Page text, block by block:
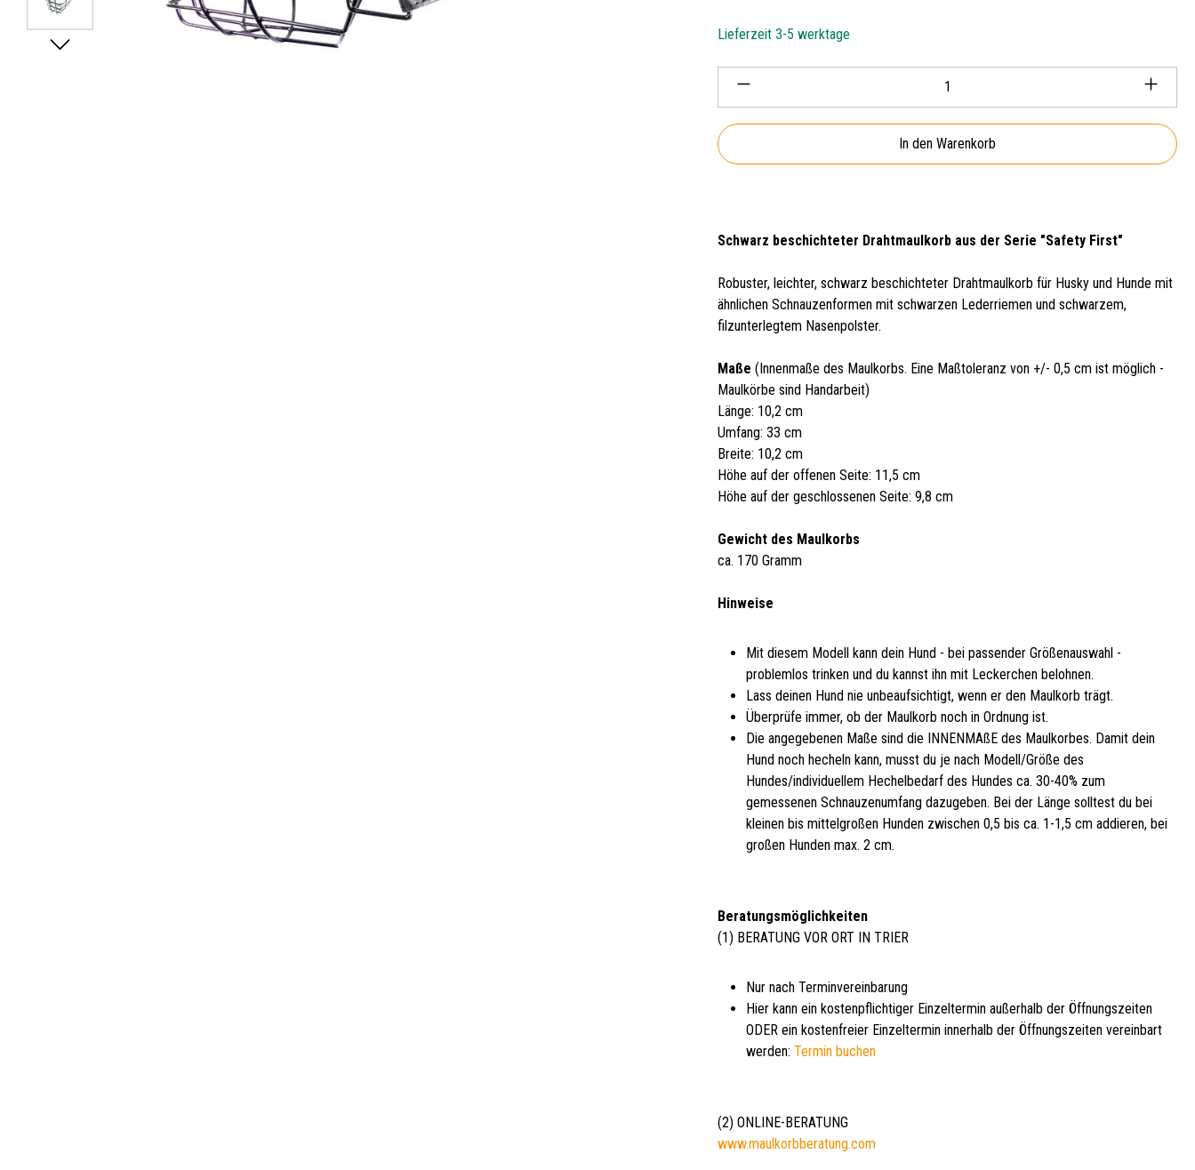
Lieferzeit 3-5 werktage
Produkt Anzahl: Gib den gewünschten Wert ein oder
In den Warenkorb
Schwarz beschichteter Drahtmaulkorb aus der Serie "Safety First"
Robuster, leichter, schwarz beschichteter Drahtmaulkorb für Husky und Hunde mit
ähnlichen Schnauzenformen mit schwarzen Lederriemen und schwarzem,
filzunterlegtem Nasenpolster.
Maße(Innenmaße des Maulkorbs. Eine Maßtoleranz von +/- 0,5 cm ist möglich -
Maulkörbe sind Handarbeit)
Länge: 10,2 cm
Umfang: 33 cm
Breite: 10,2 cm
Höhe auf der offenen Seite: 11,5 cm
Höhe auf der geschlossenen Seite: 9,8 cm
Gewicht des Maulkorbs
ca. 170 Gramm
Hinweise
Mit diesem Modell kann dein Hund - bei passender Größenauswahl -
problemlos trinken und du kannst ihn mit Leckerchen belohnen.
Lass deinen Hund nie unbeaufsichtigt, wenn er den Maulkorb trägt.
Überprüfe immer, ob der Maulkorb noch in Ordnung ist.
Die angegebenen Maße sind die INNENMAßE des Maulkorbes. Damit dein
Hund noch hecheln kann, musst du je nach Modell/Größe des
Hundes/individuellem Hechelbedarf des Hundes ca. 30-40% zum
gemessenen Schnauzenumfang dazugeben. Bei der Länge solltest du bei
kleinen bis mittelgroßen Hunden zwischen 0,5 bis ca. 1-1,5 cm addieren, bei
großen Hunden max. 2 cm.
Beratungsmöglichkeiten
(1) BERATUNG VOR ORT IN TRIER
Nur nach Terminvereinbarung
Hier kann ein kostenpflichtiger Einzeltermin außerhalb der Öffnungszeiten
ODER ein kostenfreier Einzeltermin innerhalb der Öffnungszeiten vereinbart
werden:Termin buchen
(2) ONLINE-BERATUNG
www.maulkorbberatung.com